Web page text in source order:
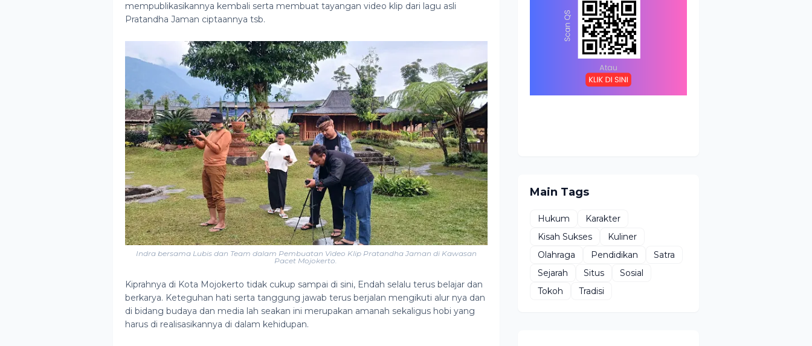
mempublikasikannya kembali serta membuat tayangan video klip dari lagu asli
Pratandha Jaman ciptaannya tsb.
Indra bersama Lubis dan Team dalam Pembuatan Video Klip Pratandha Jaman di Kawasan
Pacet Mojokerto.
Kiprahnya di Kota Mojokerto tidak cukup sampai di sini, Endah selalu terus belajar dan
berkarya. Keteguhan hati serta tanggung jawab terus berjalan mengikuti alur nya dan
di bidang budaya dan media lah seakan ini merupakan amanah sekaligus hobi yang
harus di realisasikannya di dalam kehidupan.
Main Tags
Hukum
Karakter
Kisah Sukses
Kuliner
Olahraga
Pendidikan
Satra
Sejarah
Situs
Sosial
Tokoh
Tradisi